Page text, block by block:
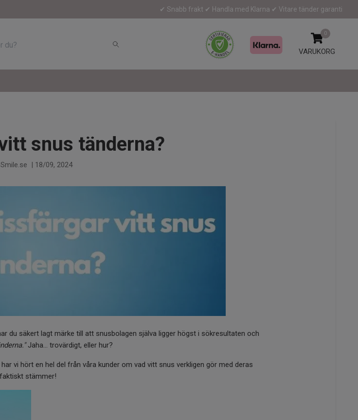
✔ Snabb frakt ✔ Handla med Klarna ✔ Vitare tänder garanti
0
VARUKORG
snus tänderna?
| 18/09, 2024
du säkert lagt märke till att snusbolagen själva ligger högst i sökresultaten och
Jaha... trovärdigt, eller hur?
vi hört en hel del från våra kunder om vad vitt snus verkligen gör med deras
stämmer!